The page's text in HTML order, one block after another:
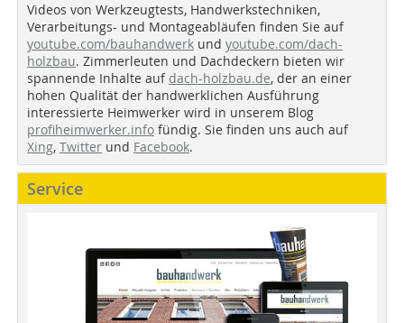
Videos von Werkzeugtests, Handwerkstechniken,
Verarbeitungs- und Montageabläufen finden Sie auf
youtube.com/bauhandwerk und youtube.com/dach-
holzbau. Zimmerleuten und Dachdeckern bieten wir
spannende Inhalte auf dach-holzbau.de, der an einer
hohen Qualität der handwerklichen Ausführung
interessierte Heimwerker wird in unserem Blog
profiheimwerker.info fündig. Sie finden uns auch auf
Xing, Twitter und Facebook.
Service